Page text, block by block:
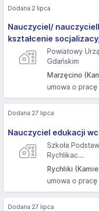
Nauczyciel/
kształcenie
Powiatowy
Gdańskim
Marzęcino
umowa o pracę
Dodana 2 lipca
Nauczyciel edukacji
Szkoła
Rychlikac...
Rychliki
umowa o pracę
Dodana 27 lipca
Dodana 27 lipca